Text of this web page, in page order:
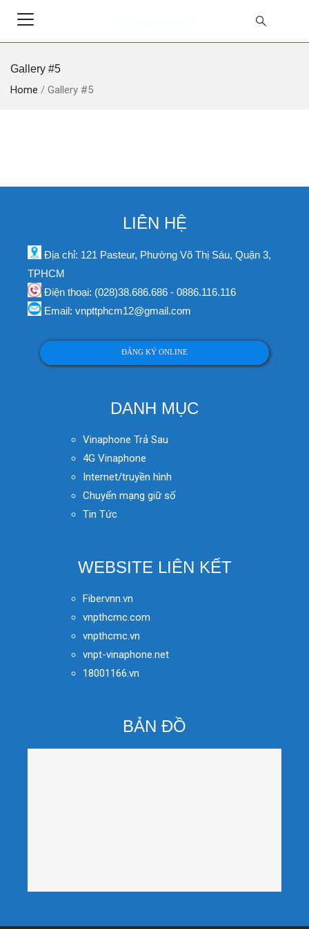
Gallery #5
Home / Gallery #5
LIÊN HỆ
Địa chỉ: 121 Pasteur, Phường Võ Thị Sáu, Quận 3,
TPHCM
Điện thoại: (028)38.686.686 - 0886.116.116
Email: vnpttphcm12@gmail.com
ĐĂNG KÝ ONLINE
DANH MỤC
Vinaphone Trả Sau
4G Vinaphone
Internet/truyền hình
Chuyển mạng giữ số
Tin Tức
WEBSITE LIÊN KẾT
Fibervnn.vn
vnpthcmc.com
vnpthcmc.vn
vnpt-vinaphone.net
18001166.vn
BẢN ĐỒ